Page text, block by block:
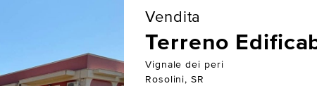
Vendita
Terreno
Vignale dei peri
Rosolini, SR